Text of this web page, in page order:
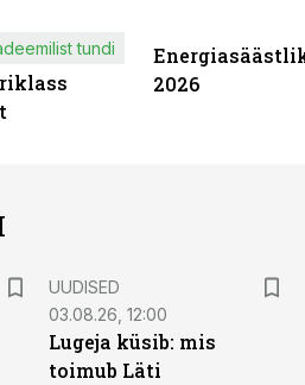
tundi
2026
UUDISED
03.08.26, 12:00
Lugeja küsib: mis
toimub Läti